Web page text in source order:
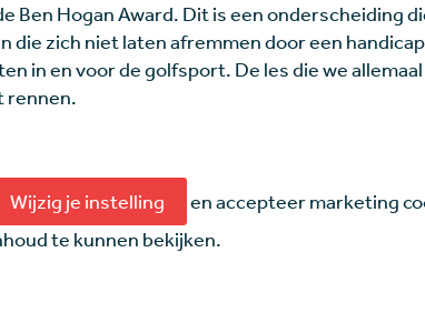
Ben Hogan Award. Dit is een onderscheiding
die zich niet laten afremmen door een
in en voor de golfsport. De les die we
rennen.
Wijzig je instelling
en accepteer marketing
te kunnen bekijken.